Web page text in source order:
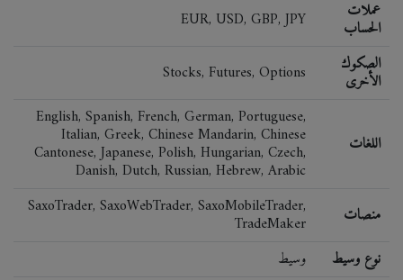
EUR, USD, GBP, JPY
عملات
الحساب
Stocks, Futures, Options
الصكوك
الأخرى
English, Spanish, French, German, Portuguese,
Italian, Greek, Chinese Mandarin, Chinese
Cantonese, Japanese, Polish, Hungarian, Czech,
Danish, Dutch, Russian, Hebrew, Arabic
اللغات
SaxoTrader, SaxoWebTrader, SaxoMobileTrader,
TradeMaker
منصات
وسيط
نوع وسيط